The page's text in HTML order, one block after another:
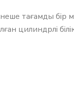
тағамды бір
цилиндрлі